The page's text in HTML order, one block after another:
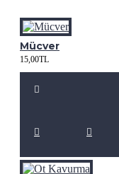
Mücver
15,00TL